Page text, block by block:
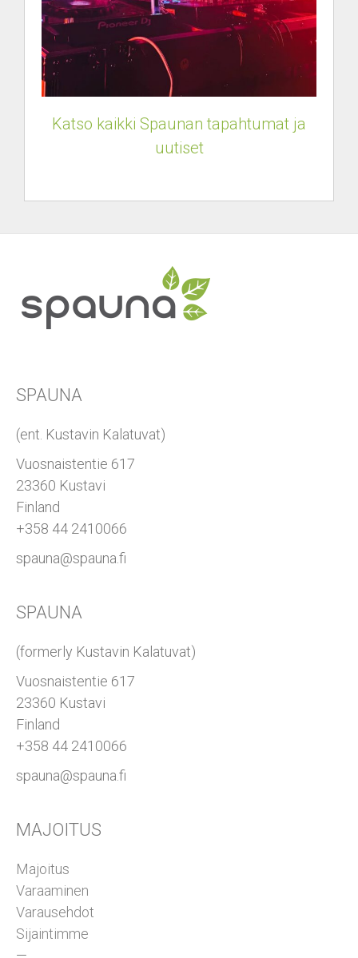
Katso kaikki Spaunan tapahtumat ja
uutiset
SPAUNA
(ent. Kustavin Kalatuvat)
Vuosnaistentie 617
23360 Kustavi
Finland
+358 44 2410066
spauna@spauna.fi
SPAUNA
(formerly Kustavin Kalatuvat)
Vuosnaistentie 617
23360 Kustavi
Finland
+358 44 2410066
spauna@spauna.fi
MAJOITUS
Majoitus
Varaaminen
Varausehdot
Sijaintimme